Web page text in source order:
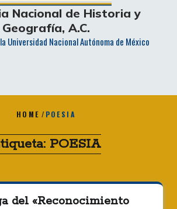
Nacional de Historia y
Geografía, A.C.
Universidad Nacional Autónoma de México
HOME / POESIA
POESIA
del «Reconocimiento